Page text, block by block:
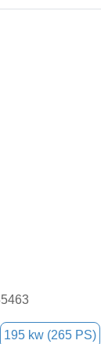
195 kw (265 PS)